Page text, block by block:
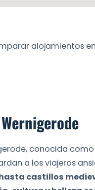
alojamientos
conocida como
a los viajeros
castillos